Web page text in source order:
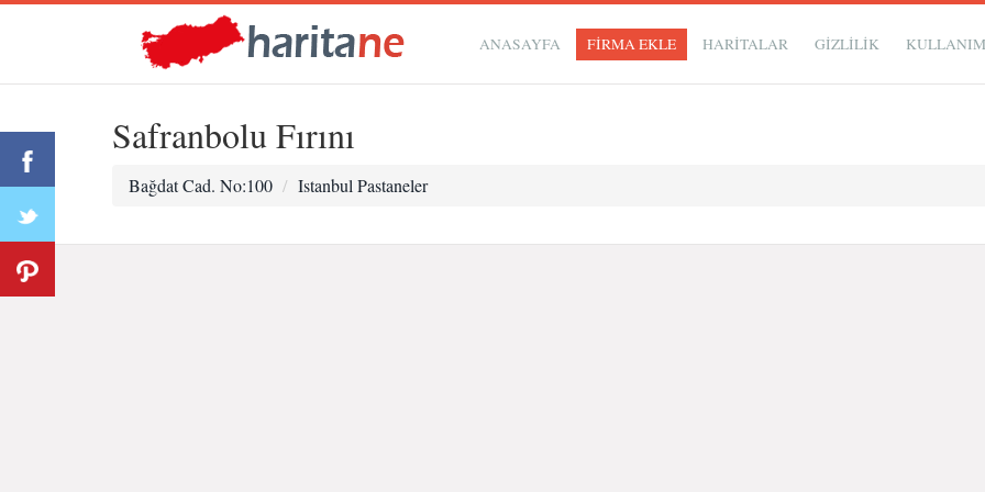
ANASAYFA FİRMA EKLE HARİTALAR GIZLILIK
Safranbolu Fırını
Bağdat Cad. No:100 Istanbul Pastaneler